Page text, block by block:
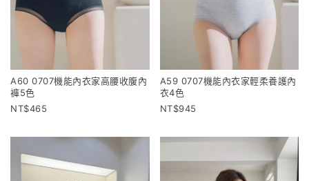
A60 0707機能內衣家高腰收腹內
褲5色
465
A59 0707機能內衣家輕柔養護內
衣4色
945